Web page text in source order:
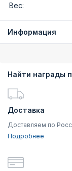
Вес:
Информация
Найти награды
Доставка
Доставляем по
Подробнее